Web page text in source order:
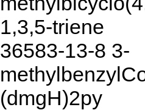
1,3,5-triene
36583-13-8 3-
(dmgH)2py